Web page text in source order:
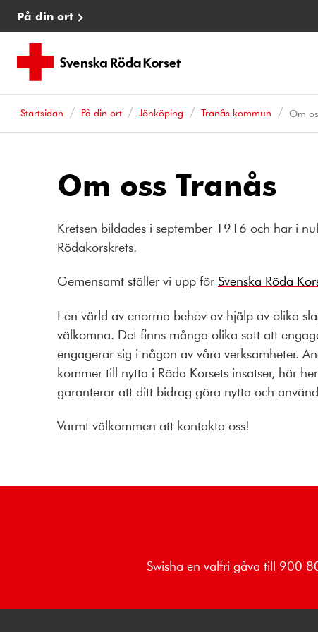
På din ort
Startsidan På din ort Jönköping Tranås kommun Om
Om oss Tranås
Kretsen bildades i september 1916 och har i
Rödakorskrets.
Gemensamt ställer vi upp för Svenska Röda
I en värld av enorma behov av hjälp av olika
välkomna. Det finns många olika satt att
engagerar sig i någon av våra verksamheter.
kommer till nytta i Röda Korsets insatser, här
garanterar att ditt bidrag göra nytta och
Varmt välkommen att kontakta oss!
Swisha en valfri gåva till 900